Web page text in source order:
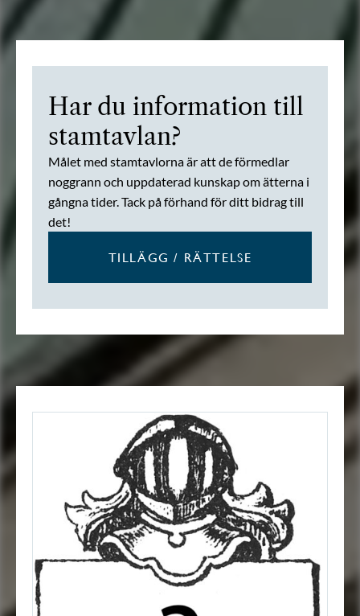
Har du information till
stamtavlan?
Målet med stamtavlorna är att de förmedlar
noggrann och uppdaterad kunskap om ätterna i
gångna tider. Tack på förhand för ditt bidrag till
det!
TILLÄGG / RÄTTELSE